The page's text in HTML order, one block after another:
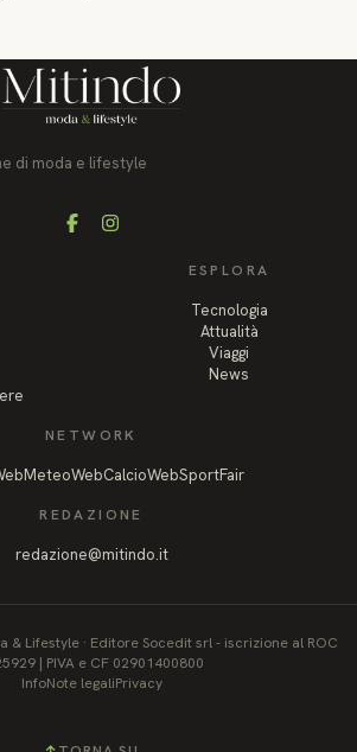
di moda e lifestyle
FacebookInstagram
ESPLORA
Tecnologia
Attualità
Viaggi
News
NETWORK
MeteoWebCalcioWebSportFair
REDAZIONE
redazione@mitindo.it
& Lifestyle · Editore Socedit srl - iscrizione al ROC
| PIVA e CF 02901400800
InfoNote legaliPrivacy